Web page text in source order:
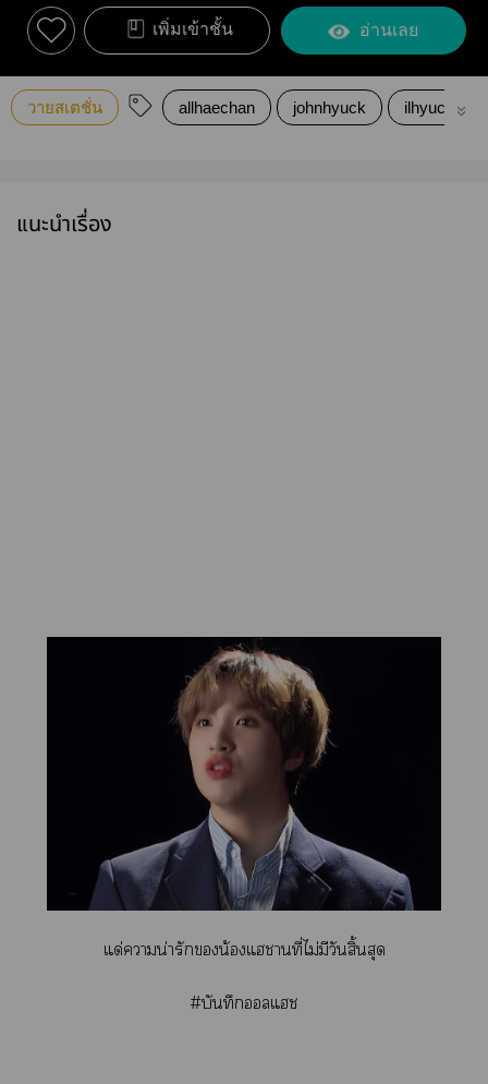
เพิ่มเข้าชั้น อ่านเลย
วายสเตชั่น allhaechan johnhyuck ilhyuck
แนะนำเรื่อง
แด่าน่ารักน้องแาที่ไม่มีวันสิ้นสุด
#บันทึกลแช